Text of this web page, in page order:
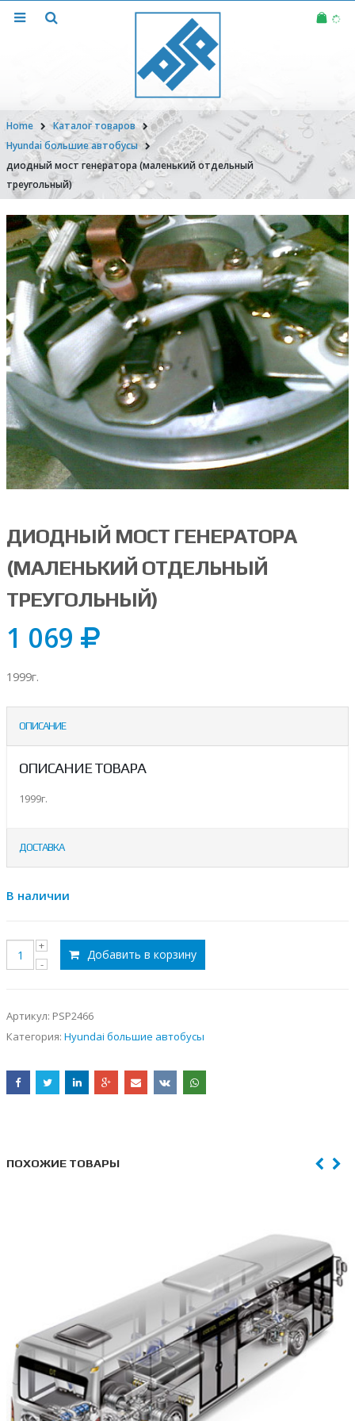
Home
Каталог товаров
Hyundai большие автобусы
диодный мост генератора (маленький отдельный
треугольный)
ДИОДНЫЙ МОСТ ГЕНЕРАТОРА
(МАЛЕНЬКИЙ ОТДЕЛЬНЫЙ
ТРЕУГОЛЬНЫЙ)
1 069
1999г.
ОПИСАНИЕ
ОПИСАНИЕ ТОВАРА
1999г.
ДОСТАВКА
В наличии
Добавить в корзину
Артикул: PSP2466
Категория: Hyundai большие автобусы
ПОХОЖИЕ ТОВАРЫ